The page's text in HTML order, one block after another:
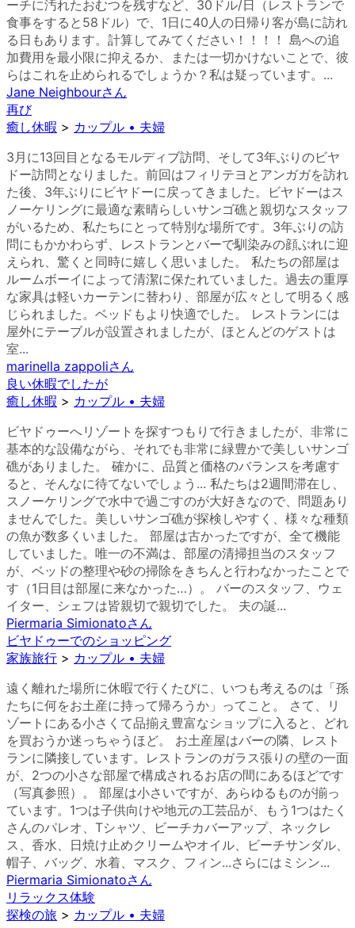
ーチに汚れたおむつを残すなど、30ドル/日（レストランで
食事をすると58ドル）で、1日に40人の日帰り客が島に訪れ
る日もあります。計算してみてください！！！！ 島への追
加費用を最小限に抑えるか、または一切かけないことで、彼
らはこれを止められるでしょうか？私は疑っています。...
Jane Neighbourさん
再び
癒し休暇 > カップル • 夫婦
3月に13回目となるモルディブ訪問、そして3年ぶりのビヤ
ドー訪問となりました。前回はフィリテヨとアンガガを訪れ
た後、3年ぶりにビヤドーに戻ってきました。ビヤドーはス
ノーケリングに最適な素晴らしいサンゴ礁と親切なスタッフ
がいるため、私たちにとって特別な場所です。3年ぶりの訪
問にもかかわらず、レストランとバーで馴染みの顔ぶれに迎
えられ、驚くと同時に嬉しく思いました。 私たちの部屋は
ルームボーイによって清潔に保たれていました。過去の重厚
な家具は軽いカーテンに替わり、部屋が広々として明るく感
じられました。ベッドもより快適でした。 レストランには
屋外にテーブルが設置されましたが、ほとんどのゲストは
室...
marinella zappoliさん
良い休暇でしたが
癒し休暇 > カップル • 夫婦
ビヤドゥーへリゾートを探すつもりで行きましたが、非常に
基本的な設備ながら、それでも非常に緑豊かで美しいサンゴ
礁がありました。 確かに、品質と価格のバランスを考慮す
ると、そんなに待てないでしょう... 私たちは2週間滞在し、
スノーケリングで水中で過ごすのが大好きなので、問題あり
ませんでした。美しいサンゴ礁が探検しやすく、様々な種類
の魚が数多くいました。 部屋は古かったですが、全て機能
していました。唯一の不満は、部屋の清掃担当のスタッフ
が、ベッドの整理や砂の掃除をきちんと行わなかったことで
す（1日目は部屋に来なかった…）。 バーのスタッフ、ウェ
イター、シェフは皆親切で親切でした。 夫の誕...
Piermaria Simionatoさん
ビヤドゥーでのショッピング
家族旅行 > カップル • 夫婦
遠く離れた場所に休暇で行くたびに、いつも考えるのは「孫
たちに何をお土産に持って帰ろうか」ってこと。 さて、リ
ゾートにある小さくて品揃え豊富なショップに入ると、どれ
を買おうか迷っちゃうほど。 お土産屋はバーの隣、レスト
ランに隣接しています。レストランのガラス張りの壁の一面
が、2つの小さな部屋で構成されるお店の間にあるほどです
（写真参照）。 部屋は小さいですが、あらゆるものが揃っ
ています。1つは子供向けや地元の工芸品が、もう1つはたく
さんのパレオ、Tシャツ、ビーチカバーアップ、ネックレ
ス、香水、日焼け止めクリームやオイル、ビーチサンダル、
帽子、バッグ、水着、マスク、フィン...さらにはミシン...
Piermaria Simionatoさん
リラックス体験
探検の旅 > カップル • 夫婦